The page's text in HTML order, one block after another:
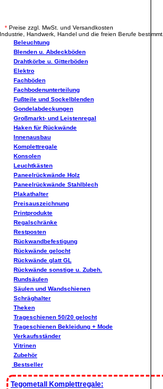
* Preise zzgl. MwSt. und Versandkosten
Handwerk, Handel und die freien Berufe bestimmt.
Beleuchtung
Blenden u. Abdeckböden
Drahtkörbe u. Gitterböden
Elektro
Fachböden
Fachbodenunterteilung
Fußteile und Sockelblenden
Gondelabdeckungen
Großmarkt- und Leistenregal
Haken für Rückwände
Innenausbau
Komplettregale
Konsolen
Leuchtkästen
Paneelrückwände Holz
Paneelrückwände Stahlblech
Plakathalter
Preisauszeichnung
Printprodukte
Regalschränke
Restposten
Rückwandbefestigung
Rückwände gelocht
Rückwände glatt GL
Rückwände sonstige u. Zubeh.
Rundsäulen
Säulen und Wandschienen
Schräghalter
Theken
Trageschienen 50/20 gelocht
Trageschienen Bekleidung + Mode
Verkaufsständer
Vitrinen
Zubehör
Bestseller
Tegometall Komplettregale: